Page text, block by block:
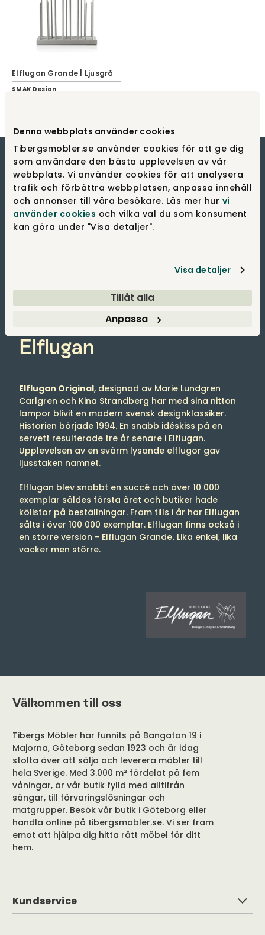
Denna webbplats använder cookies
Tibergsmobler.se använder cookies för att ge dig
som användare den bästa upplevelsen av vår
webbplats. Vi använder cookies för att analysera
trafik och förbättra webbplatsen, anpassa innehåll
och annonser till våra besökare. Läs mer hur vi
använder cookies och vilka val du som konsument
kan göra under "Visa detaljer".
Visa detaljer
Tillåt alla
Anpassa
Elflugan Grande | Ljusgrå
SMAK Design
Elflugan
Elflugan Original, designad av Marie Lundgren
Carlgren och Kina Strandberg har med sina nitton
lampor blivit en modern svensk designklassiker.
Historien började 1994. En snabb idéskiss på en
servett resulterade tre år senare i Elflugan.
Upplevelsen av en svärm lysande elflugor gav
ljusstaken namnet.
Elflugan blev snabbt en succé och över 10 000
exemplar såldes första året och butiker hade
kölistor på beställningar. Fram tills i år har Elflugan
sålts i över 100 000 exemplar. Elflugan finns också i
en större version - Elflugan Grande. Lika enkel, lika
vacker men större.
Välkommen till oss
Tibergs Möbler har funnits på Bangatan 19 i
Majorna, Göteborg sedan 1923 och är idag
stolta över att sälja och leverera möbler till
hela Sverige. Med 3.000 m² fördelat på fem
våningar, är vår butik fylld med alltifrån
sängar, till förvaringslösningar och
matgrupper. Besök vår butik i Göteborg eller
handla online på tibergsmobler.se. Vi ser fram
emot att hjälpa dig hitta rätt möbel för ditt
hem.
Kundservice